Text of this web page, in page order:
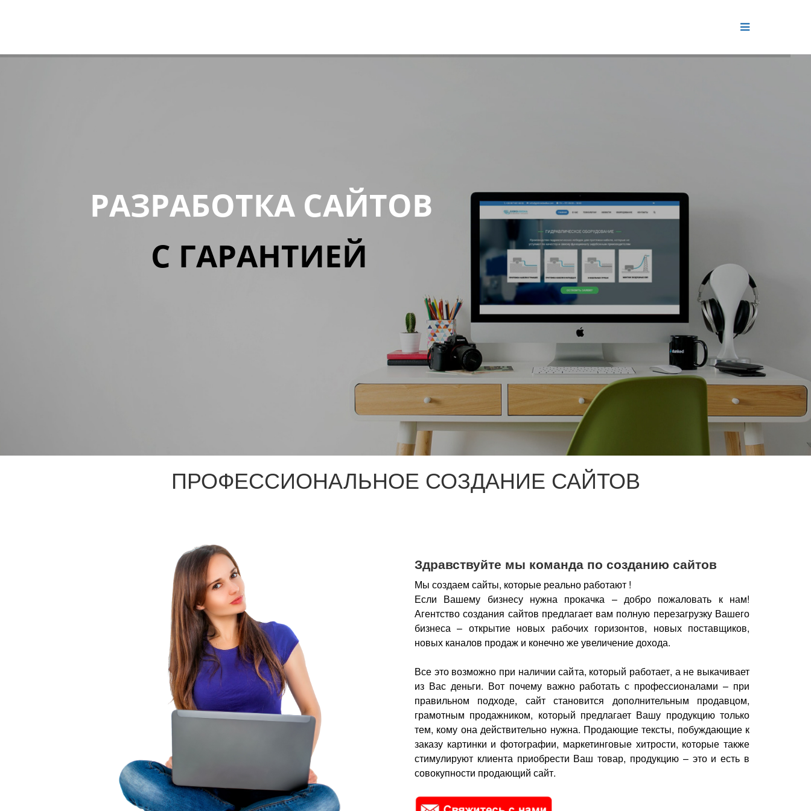
РАЗРАБОТКА САЙТОВ
С ГАРАНТИЕЙ
ПРОФЕССИОНАЛЬНОЕ СОЗДАНИЕ САЙТОВ
Здравствуйте мы команда по созданию сайтов
Мы создаем сайты, которые реально работают !
Если Вашему бизнесу нужна прокачка – добро пожаловать к нам!
Агентство создания сайтов предлагает вам полную перезагрузку Вашего
бизнеса – открытие новых рабочих горизонтов, новых поставщиков,
новых каналов продаж и конечно же увеличение дохода.
Все это возможно при наличии сайта, который работает, а не выкачивает
из Вас деньги. Вот почему важно работать с профессионалами – при
правильном подходе, сайт становится дополнительным продавцом,
грамотным продажником, который предлагает Вашу продукцию только
тем, кому она действительно нужна. Продающие тексты, побуждающие к
заказу картинки и фотографии, маркетинговые хитрости, которые также
стимулируют клиента приобрести Ваш товар, продукцию – это и есть в
совокупности продающий сайт.